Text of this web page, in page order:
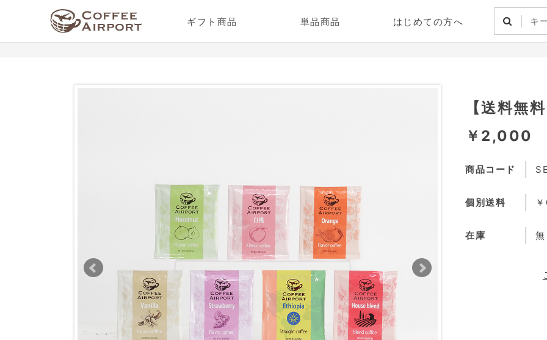
ギフト商品 単品商品 はじめての方へ
【送料無
￥2,000
商品コード
個別送料
在庫 無